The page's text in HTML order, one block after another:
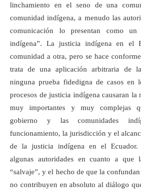
linchamiento en el seno de una
comunidad indígena, a menudo las
comunicación lo presentan como
indígena”. La justicia indígena en el
comunidad a otra, pero se hace
trata de una aplicación arbitraria de
ninguna prueba fidedigna de casos en
procesos de justicia indígena causaran la
muy importantes y muy complejas
gobierno y las comunidades
funcionamiento, la jurisdicción y el
de la justicia indígena en el Ecuador.
algunas autoridades en cuanto a que
“salvaje”, y el hecho de que la
no contribuyen en absoluto al diálogo